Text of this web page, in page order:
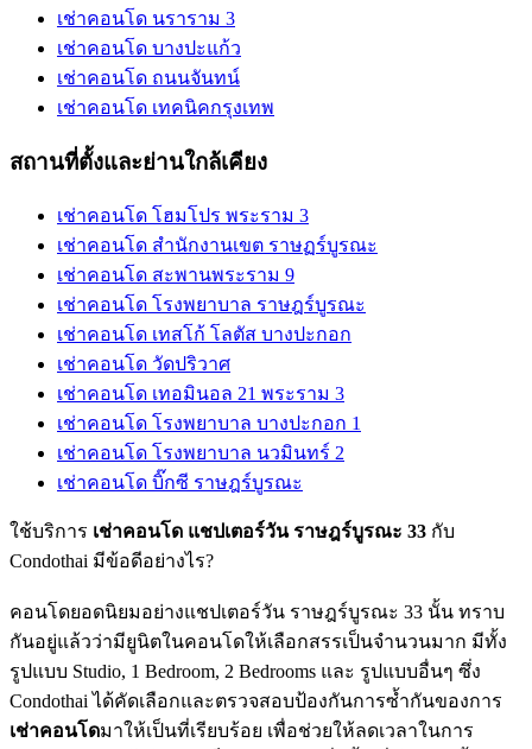
เช่าคอนโด นราราม 3
เช่าคอนโด บางปะแก้ว
เช่าคอนโด ถนนจันทน์
เช่าคอนโด เทคนิคกรุงเทพ
สถานที่ตั้งและย่านใกล้เคียง
เช่าคอนโด โฮมโปร พระราม 3
เช่าคอนโด สำนักงานเขต ราษฏร์บูรณะ
เช่าคอนโด สะพานพระราม 9
เช่าคอนโด โรงพยาบาล ราษฎร์บูรณะ
เช่าคอนโด เทสโก้ โลตัส บางปะกอก
เช่าคอนโด วัดปริวาศ
เช่าคอนโด เทอมินอล 21 พระราม 3
เช่าคอนโด โรงพยาบาล บางปะกอก 1
เช่าคอนโด โรงพยาบาล นวมินทร์ 2
เช่าคอนโด บิ๊กซี ราษฎร์บูรณะ
ใช้บริการ เช่าคอนโด แชปเตอร์วัน ราษฎร์บูรณะ 33 กับ
Condothai มีข้อดีอย่างไร?
คอนโดยอดนิยมอย่างแชปเตอร์วัน ราษฎร์บูรณะ 33 นั้น ทราบ
กันอยู่แล้วว่ามียูนิตในคอนโดให้เลือกสรรเป็นจำนวนมาก มีทั้ง
รูปแบบ Studio, 1 Bedroom, 2 Bedrooms และ รูปแบบอื่นๆ ซึ่ง
Condothai ได้คัดเลือกและตรวจสอบป้องกันการซ้ำกันของการ
เช่าคอนโดมาให้เป็นที่เรียบร้อย เพื่อช่วยให้ลดเวลาในการ